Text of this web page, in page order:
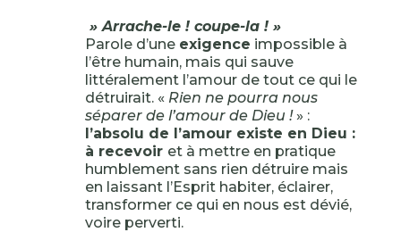
» Arrache-le ! coupe-la ! »
Parole d’une exigence impossible à
l’être humain, mais qui sauve
littéralement l’amour de tout ce qui le
détruirait. « Rien ne pourra nous
séparer de l’amour de Dieu !» :
l’absolu de l’amour existe en Dieu :
à recevoir et à mettre en pratique
humblement sans rien détruire mais
en laissant l’Esprit habiter, éclairer,
transformer ce qui en nous est dévié,
voire perverti.